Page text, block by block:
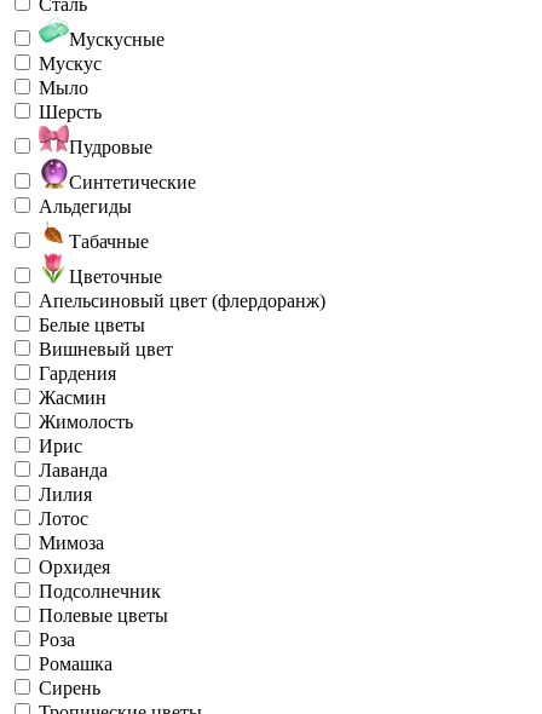
Мускусные
Мускус
Мыло
Шерсть
Пудровые
Синтетические
Альдегиды
Табачные
Цветочные
Апельсиновый цвет (флердоранж)
Белые цветы
Вишневый цвет
Гардения
Жасмин
Жимолость
Ирис
Лаванда
Лилия
Лотос
Мимоза
Орхидея
Подсолнечник
Полевые цветы
Роза
Ромашка
Сирень